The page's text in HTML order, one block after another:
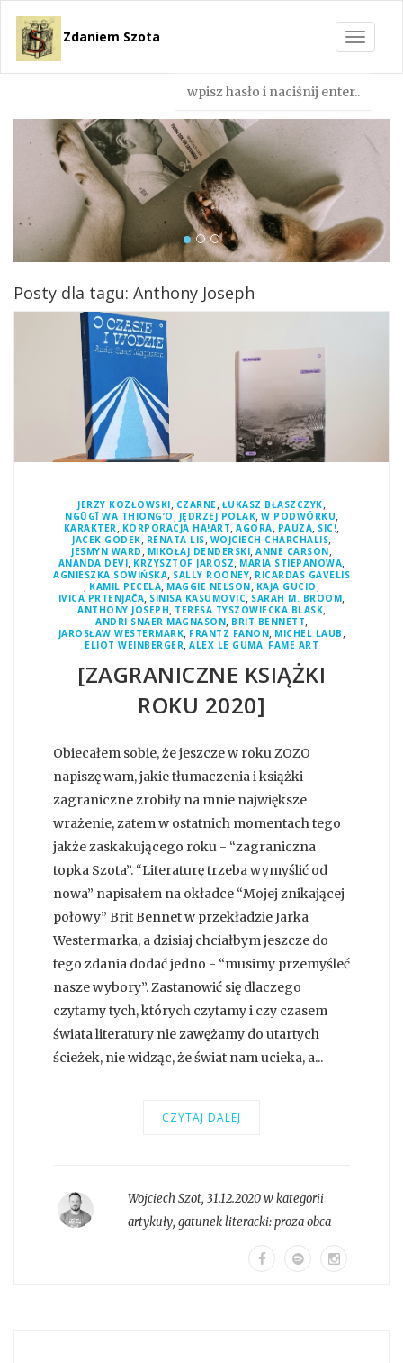
Toggle
Zdaniem Szota
Posty dla tagu: Anthony Joseph
JERZY KOZŁOWSKI, CZARNE, ŁUKASZ BŁASZCZYK,
NGŨGĨ WA THIONG’O , JĘDRZEJ POLAK, W PODWÓRKU,
KARAKTER , KORPORACJA HA!ART,AGORA, PAUZA, SIC!,
JACEK GODEK, RENATA LIS, WOJCIECH CHARCHALIS,
JESMYN WARD , MIKOŁAJ DENDERSKI,ANNE CARSON,
ANANDA DEVI, KRZYSZTOF JAROSZ, MARIA STIEPANOWA,
AGNIESZKA SOWIŃSKA, SALLY ROONEY, RICARDAS GAVELIS
, KAMIL PECELA, MAGGIE NELSON, KAJA GUCIO ,
IVICA PRTENJAČA, SINISA KASUMOVIC, SARAH M. BROOM,
ANTHONY JOSEPH, TERESA TYSZOWIECKA BLASK,
ANDRI SNAER MAGNASON, BRIT BENNETT,
JAROSŁAW WESTERMARK, FRANTZ FANON, MICHEL LAUB ,
ELIOT WEINBERGER, ALEX LE GUMA, FAME ART
[ZAGRANICZNE KSIĄŻKI
ROKU 2020]
Obiecałem sobie, że jeszcze w roku ZOZO
napiszę wam, jakie tłumaczenia i książki
zagraniczne zrobiły na mnie największe
wrażenie, zatem w ostatnich momentach tego
jakże zaskakującego roku - “zagraniczna
topka Szota”. “Literaturę trzeba wymyślić od
nowa” napisałem na okładce “Mojej znikającej
połowy” Brit Bennet w przekładzie Jarka
Westermarka, a dzisiaj chciałbym jeszcze do
tego zdania dodać jedno - “musimy przemyśleć
nasze wybory”. Zastanowić się dlaczego
czytamy tych, których czytamy i czy czasem
świata literatury nie zawężamy do utartych
ścieżek, nie widząc, że świat nam ucieka, a...
CZYTAJ DALEJ
Wojciech Szot, 31.12.2020 w kategorii
artykuły, gatunek literacki:proza obca